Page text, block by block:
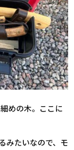
めの木。ここに
みたいなので、モ